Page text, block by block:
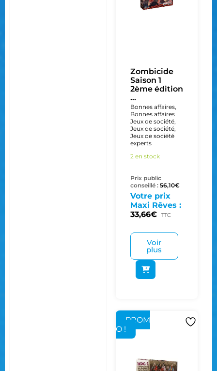
Zombicide
Saison 1
2ème édition
...
Bonnes affaires,
Bonnes affaires
Jeux de société,
Jeux de société,
Jeux de société
experts
2 en stock
Prix public
conseillé : 56,10€
Votre prix
Maxi Rêves :
33,66€ TTC
Voir
plus
PROM
O !